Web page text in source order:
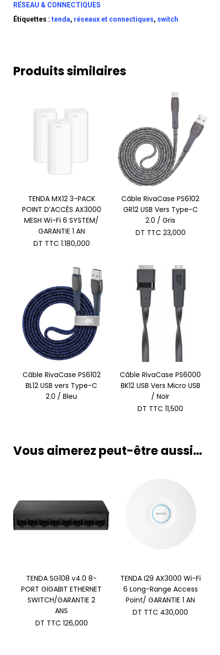
RÉSEAU & CONNECTIQUES
Étiquettes : tenda, réseaux et connectiques, switch
Produits similaires
TENDA MX12 3-PACK
POINT D’ACCÈS AX3000
MESH Wi-Fi 6 SYSTEM/
GARANTIE 1 AN
DT TTC 1.180,000
Câble RivaCase PS6102
GR12 USB Vers Type-C
2.0 / Gris
DT TTC 23,000
Câble RivaCase PS6102
BL12 USB vers Type-C
2.0 / Bleu
Câble RivaCase PS6000
BK12 USB Vers Micro USB
/ Noir
DT TTC 11,500
Vous aimerez peut-être aussi…
TENDA SG108 v4.0 8-
PORT GIGABIT ETHERNET
SWITCH/GARANTIE 2
ANS
DT TTC 126,000
TENDA I29 AX3000 Wi-Fi
6 Long-Range Access
Point/ GARANTIE 1 AN
DT TTC 430,000